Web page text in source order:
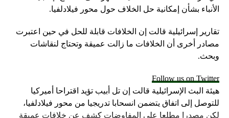
الأنباء بشأن إمكانية حل الخلاف حول محور فيلادلفيا.
تقارير إسرائيلية قالت إن الخلافات قابلة للحل في حين اعتبرت
مصادر أخرى أن الخلافات ما زالت عميقة وتحتاج لنقاشات
وبحث.
Follow us on Twitter
هيئة البث الإسرائيلية قالت إن تل أبيب تؤيد اقتراحا أميركيا
للتوصل إلى اتفاق يتضمن انسحابا تدريجيا من محور فيلادلفيا،
لكن مصدرا مطلعا على المفاوضات كشف عن خلافات عميقة